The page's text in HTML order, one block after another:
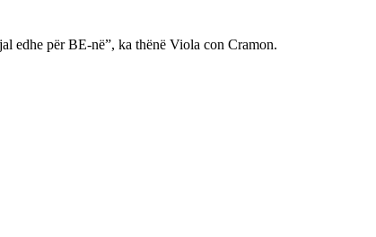
edhe për BE-në”, ka thënë Viola con Cramon.